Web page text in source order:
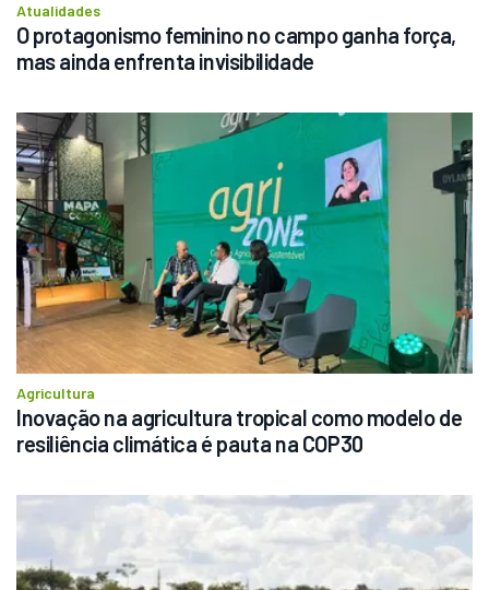
Atualidades
O protagonismo feminino no campo ganha força,
mas ainda enfrenta invisibilidade
Agricultura
Inovação na agricultura tropical como modelo de
resiliência climática é pauta na COP30